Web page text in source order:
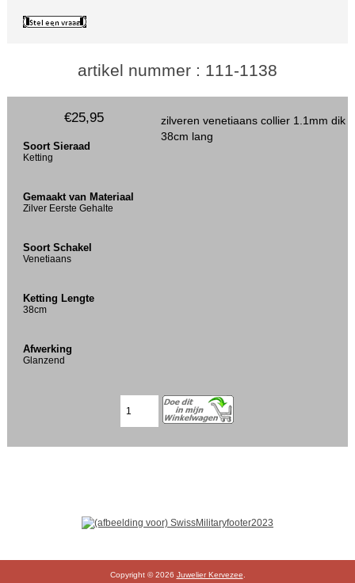
artikel nummer : 111-1138
zilveren venetiaans collier 1.1mm dik
38cm lang
€25,95
Soort Sieraad
Ketting
Gemaakt van Materiaal
Zilver Eerste Gehalte
Soort Schakel
Venetiaans
Ketting Lengte
38cm
Afwerking
Glanzend
Copyright © 2026 Juwelier Kervezee.